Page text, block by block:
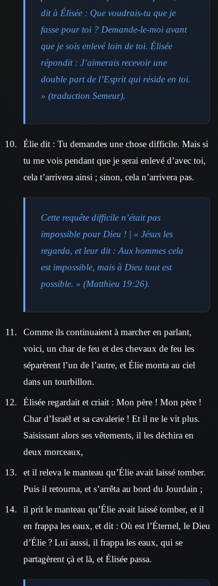
dit à Élisée : Que voudrais-tu que je
fasse pour toi ? Demande-le-moi avant
que je sois enlevé loin de toi. Élisée
répondit : J’aimerais recevoir une
double part de l’Esprit qui réside en toi.
» (traduction Semeur).
Élie dit : Tu demandes une chose difficile. Mais si
tu me vois pendant que je serai enlevé d’avec toi,
cela t’arrivera ainsi ; sinon, cela n’arrivera pas.
Cette requête difficile n’était pas
impossible pour Dieu ! | « Jésus les
regarda, et leur dit : Aux hommes cela
est impossible, mais à Dieu tout est
possible. » (Matthieu 19:26).
Comme ils continuaient à marcher en parlant,
voici, un char de feu et des chevaux de feu les
séparèrent l’un de l’autre, et Élie monta au ciel
dans un tourbillon.
Élisée regardait et criait : Mon père ! Mon père !
Char d’Israël et sa cavalerie ! Et il ne le vit plus.
Saisissant alors ses vêtements, il les déchira en
deux morceaux,
et il releva le manteau qu’Élie avait laissé tomber.
Puis il retourna, et s’arrêta au bord du Jourdain ;
il prit le manteau qu’Élie avait laissé tomber, et il
en frappa les eaux, et dit : Où est l’Éternel, le Dieu
d’Élie ? Lui aussi, il frappa les eaux, qui se
partagèrent çà et là, et Élisée passa.